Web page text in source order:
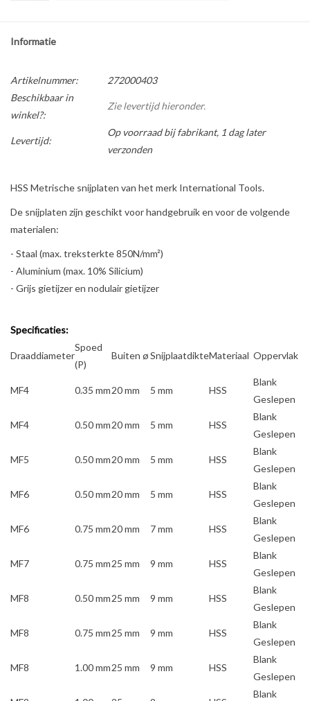
Informatie
Artikelnummer:
272000403
Beschikbaar in
winkel?:
Zie levertijd hieronder.
Levertijd:
Op voorraad bij fabrikant, 1 dag later
verzonden
HSS Metrische snijplaten van het merk International Tools.
De snijplaten zijn geschikt voor handgebruik en voor de volgende
materialen:
- Staal (max. treksterkte 850N/mm²)
- Aluminium (max. 10% Silicium)
- Grijs gietijzer en nodulair gietijzer
Specificaties:
Draaddiameter
Spoed
(P)
Buiten øSnijplaatdikteMateriaal Oppervlak
MF4 0.35 mm20 mm 5 mm HSS
Blank
Geslepen
MF4 0.50 mm20 mm 5 mm HSS
Blank
Geslepen
MF5 0.50 mm20 mm 5 mm HSS
Blank
Geslepen
MF6 0.50 mm20 mm 5 mm HSS
Blank
Geslepen
MF6 0.75 mm20 mm 7 mm HSS
Blank
Geslepen
MF7 0.75 mm25 mm 9 mm HSS
Blank
Geslepen
MF8 0.50 mm25 mm 9 mm HSS
Blank
Geslepen
MF8 0.75 mm25 mm 9 mm HSS
Blank
Geslepen
MF8 1.00 mm25 mm 9 mm HSS
Blank
Geslepen
Blank